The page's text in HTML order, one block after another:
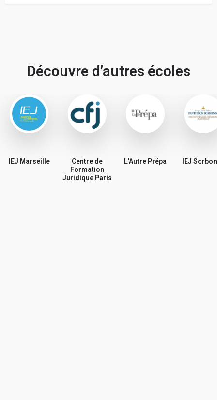
En soumettant mon avis, j'accepte lesconditions
Partager mon avis
Découvre d’autres écoles
IEJ Marseille
Centre de
Formation
Juridique Paris
L'Autre Prépa IEJ